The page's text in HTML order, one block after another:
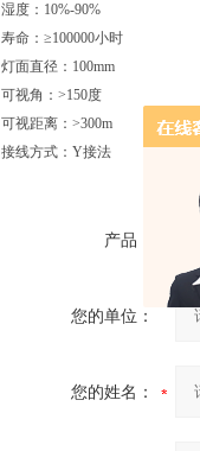
湿度：10%-90%
寿命：≥100000小时
灯面直径：100mm
可视角：>150度
可视距离：>300m
接线方式：Y接法
产品：
您的单位：
您的姓名：